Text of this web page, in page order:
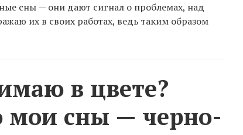
сны — они дают сигнал о проблемах, над
их в своих работах, ведь таким образом
в цвете?
мои сны — черно-